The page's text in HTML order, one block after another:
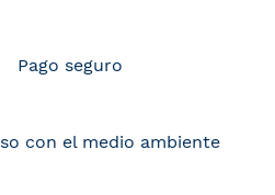
Pago seguro
con el medio ambiente